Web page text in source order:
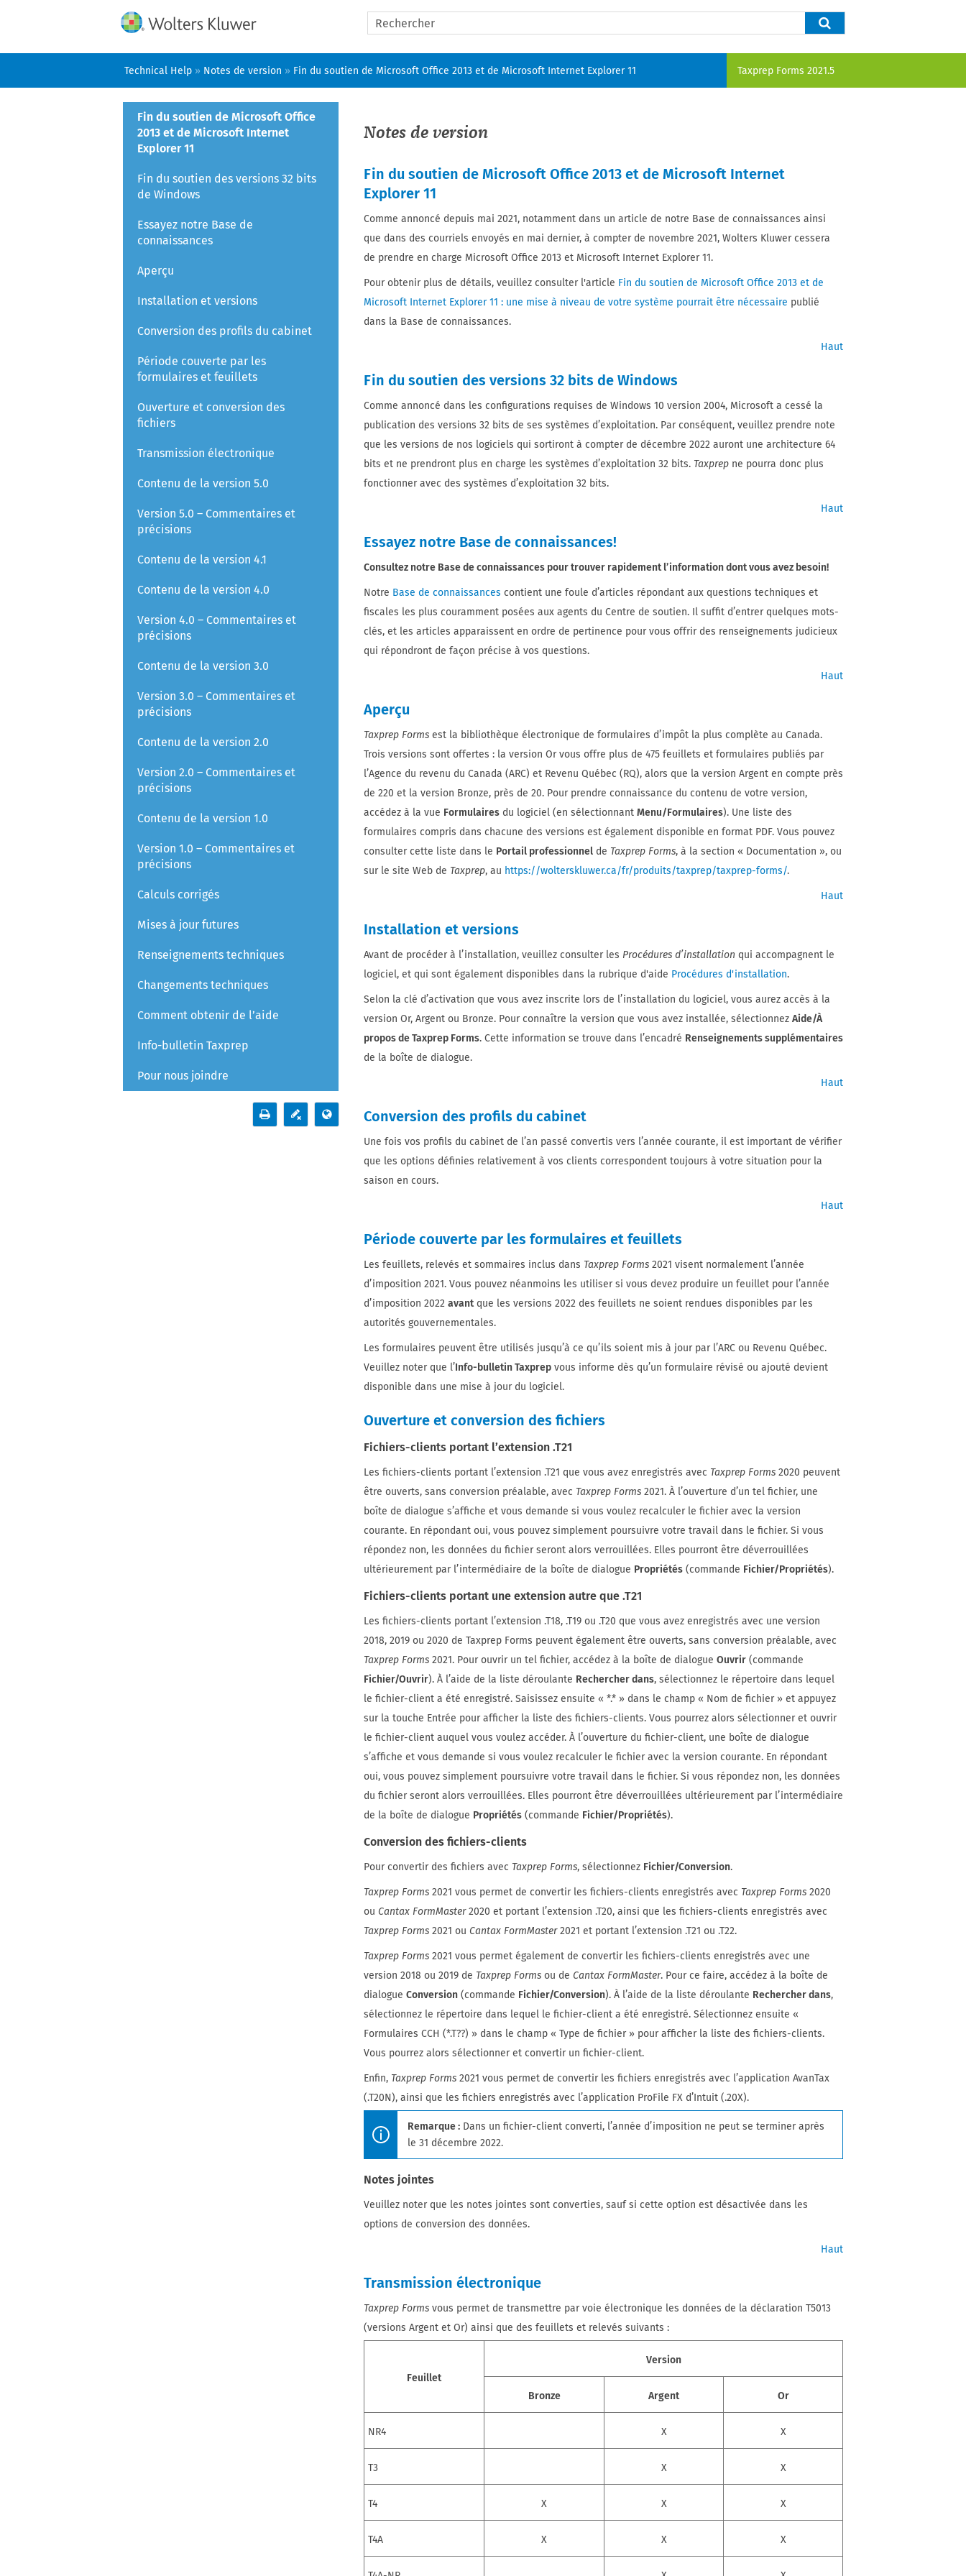
Technical Help » Notes de version » Fin du soutien de Microsoft Office 2013 et de Microsoft Internet Explorer 11 Taxprep Forms 2021.5
Fin du soutien de Microsoft Office
2013 et de Microsoft Internet
Explorer 11
Fin du soutien des versions 32 bits
de Windows
Essayez notre Base de
connaissances
Aperçu
Installation et versions
Conversion des profils du cabinet
Période couverte par les
formulaires et feuillets
Ouverture et conversion des
fichiers
Transmission électronique
Contenu de la version 5.0
Version 5.0 – Commentaires et
précisions
Contenu de la version 4.1
Contenu de la version 4.0
Version 4.0 – Commentaires et
précisions
Contenu de la version 3.0
Version 3.0 – Commentaires et
précisions
Contenu de la version 2.0
Version 2.0 – Commentaires et
précisions
Contenu de la version 1.0
Version 1.0 – Commentaires et
précisions
Calculs corrigés
Mises à jour futures
Renseignements techniques
Changements techniques
Comment obtenir de l’aide
Info-bulletin Taxprep
Pour nous joindre
Notes de version
Fin du soutien de Microsoft Office 2013 et de Microsoft Internet
Explorer 11
Comme annoncé depuis mai 2021, notamment dans un article de notre Base de connaissances ainsi
que dans des courriels envoyés en mai dernier, à compter de novembre 2021, Wolters Kluwer cessera
de prendre en charge Microsoft Office 2013 et Microsoft Internet Explorer 11.
Pour obtenir plus de détails, veuillez consulter l'article Fin du soutien de Microsoft Office 2013 et de
Microsoft Internet Explorer 11 : une mise à niveau de votre système pourrait être nécessaire publié
dans la Base de connaissances.
Haut
Fin du soutien des versions 32 bits de Windows
Comme annoncé dans les configurations requises de Windows 10 version 2004, Microsoft a cessé la
publication des versions 32 bits de ses systèmes d’exploitation. Par conséquent, veuillez prendre note
que les versions de nos logiciels qui sortiront à compter de décembre 2022 auront une architecture 64
bits et ne prendront plus en charge les systèmes d’exploitation 32 bits. Taxprep ne pourra donc plus
fonctionner avec des systèmes d’exploitation 32 bits.
Haut
Essayez notre Base de connaissances!
Consultez notre Base de connaissances pour trouver rapidement l’information dont vous avez besoin!
Notre Base de connaissances contient une foule d’articles répondant aux questions techniques et
fiscales les plus couramment posées aux agents du Centre de soutien. Il suffit d’entrer quelques mots-
clés, et les articles apparaissent en ordre de pertinence pour vous offrir des renseignements judicieux
qui répondront de façon précise à vos questions.
Haut
Aperçu
Taxprep Forms est la bibliothèque électronique de formulaires d’impôt la plus complète au Canada.
Trois versions sont offertes : la version Or vous offre plus de 475 feuillets et formulaires publiés par
l’Agence du revenu du Canada (ARC) et Revenu Québec (RQ), alors que la version Argent en compte près
de 220 et la version Bronze, près de 20. Pour prendre connaissance du contenu de votre version,
accédez à la vue Formulaires du logiciel (en sélectionnantMenu/Formulaires). Une liste des
formulaires compris dans chacune des versions est également disponible en format PDF. Vous pouvez
consulter cette liste dans le Portail professionnel de Taxprep Forms, à la section « Documentation », ou
sur le site Web de Taxprep, au https://wolterskluwer.ca/fr/produits/taxprep/taxprep-forms/.
Haut
Installation et versions
Avant de procéder à l’installation, veuillez consulter les Procédures d’installation qui accompagnent le
logiciel, et qui sont également disponibles dans la rubrique d'aide Procédures d'installation.
Selon la clé d’activation que vous avez inscrite lors de l’installation du logiciel, vous aurez accès à la
version Or, Argent ou Bronze. Pour connaître la version que vous avez installée, sélectionnezAide/À
propos de Taxprep Forms. Cette information se trouve dans l’encadré Renseignements supplémentaires
de la boîte de dialogue.
Haut
Conversion des profils du cabinet
Une fois vos profils du cabinet de l’an passé convertis vers l’année courante, il est important de vérifier
que les options définies relativement à vos clients correspondent toujours à votre situation pour la
saison en cours.
Haut
Période couverte par les formulaires et feuillets
Les feuillets, relevés et sommaires inclus dans Taxprep Forms 2021 visent normalement l’année
d’imposition 2021. Vous pouvez néanmoins les utiliser si vous devez produire un feuillet pour l’année
d’imposition 2022avantque les versions 2022 des feuillets ne soient rendues disponibles par les
autorités gouvernementales.
Les formulaires peuvent être utilisés jusqu’à ce qu’ils soient mis à jour par l’ARC ou Revenu Québec.
Veuillez noter que l’Info-bulletin Taxprep vous informe dès qu’un formulaire révisé ou ajouté devient
disponible dans une mise à jour du logiciel.
Ouverture et conversion des fichiers
Fichiers-clients portant l’extension .T21
Les fichiers-clients portant l’extension .T21 que vous avez enregistrés avec Taxprep Forms 2020 peuvent
être ouverts, sans conversion préalable, avec Taxprep Forms 2021. À l’ouverture d’un tel fichier, une
boîte de dialogue s’affiche et vous demande si vous voulez recalculer le fichier avec la version
courante. En répondant oui, vous pouvez simplement poursuivre votre travail dans le fichier. Si vous
répondez non, les données du fichier seront alors verrouillées. Elles pourront être déverrouillées
ultérieurement par l’intermédiaire de la boîte de dialogue Propriétés (commande Fichier/Propriétés).
Fichiers-clients portant une extension autre que .T21
Les fichiers-clients portant l’extension .T18, .T19 ou .T20 que vous avez enregistrés avec une version
2018, 2019 ou 2020 de Taxprep Forms peuvent également être ouverts, sans conversion préalable, avec
Taxprep Forms 2021. Pour ouvrir un tel fichier, accédez à la boîte de dialogueOuvrir (commande
Fichier/Ouvrir). À l’aide de la liste déroulante Rechercher dans, sélectionnez le répertoire dans lequel
le fichier-client a été enregistré. Saisissez ensuite « *.* » dans le champ « Nom de fichier » et appuyez
sur la touche Entrée pour afficher la liste des fichiers-clients. Vous pourrez alors sélectionner et ouvrir
le fichier-client auquel vous voulez accéder. À l’ouverture du fichier-client, une boîte de dialogue
s’affiche et vous demande si vous voulez recalculer le fichier avec la version courante. En répondant
oui, vous pouvez simplement poursuivre votre travail dans le fichier. Si vous répondez non, les données
du fichier seront alors verrouillées. Elles pourront être déverrouillées ultérieurement par l’intermédiaire
de la boîte de dialogue Propriétés (commande Fichier/Propriétés).
Conversion des fichiers-clients
Pour convertir des fichiers avec Taxprep Forms, sélectionnez Fichier/Conversion.
Taxprep Forms 2021 vous permet de convertir les fichiers-clients enregistrés avec Taxprep Forms 2020
ou Cantax FormMaster2020 et portant l’extension .T20, ainsi que les fichiers-clients enregistrés avec
Taxprep Forms 2021 ou Cantax FormMaster2021 et portant l’extension .T21 ou .T22.
Taxprep Forms 2021 vous permet également de convertir les fichiers-clients enregistrés avec une
version 2018 ou 2019 de Taxprep Forms ou de Cantax FormMaster. Pour ce faire, accédez à la boîte de
dialogueConversion (commande Fichier/Conversion). À l’aide de la liste déroulante Rechercher dans,
sélectionnez le répertoire dans lequel le fichier-client a été enregistré. Sélectionnez ensuite «
Formulaires CCH (*.T??) » dans le champ « Type de fichier » pour afficher la liste des fichiers-clients.
Vous pourrez alors sélectionner et convertir un fichier-client.
Enfin, Taxprep Forms 2021 vous permet de convertir les fichiers enregistrés avec l’application AvanTax
(.T20N), ainsi que les fichiers enregistrés avec l’application ProFile FX d’Intuit (.20X).
Remarque : Dans un fichier-client converti, l’année d’imposition ne peut se terminer après
le 31 décembre 2022.
Notes jointes
Veuillez noter que les notes jointes sont converties, sauf si cette option est désactivée dans les
options de conversion des données.
Haut
Transmission électronique
Taxprep Forms vous permet de transmettre par voie électronique les données de la déclaration T5013
(versions Argent et Or) ainsi que des feuillets et relevés suivants :
Feuillet
Version
Bronze Argent Or
NR4 X X
T3 X X
T4 X X X
T4A X X X